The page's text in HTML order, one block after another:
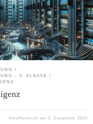
erklären? Schau dir das folgende
… Beispiele, wo KI drinnen steckt.
Taschenrechner und einem KI-
KI lernt. Erstelle eine Mindmap und
Stichworte vom Film in einer
dazu […]
- 3. KLASSE
Veröffentlicht am 3. Dezember 2024